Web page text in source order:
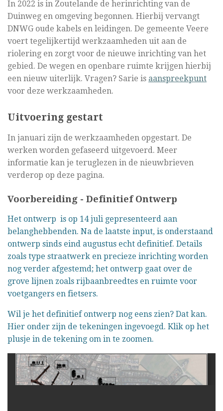
In 2022 is in Zoutelande de herinrichting van de
Duinweg en omgeving begonnen. Hierbij vervangt
DNWG oude kabels en leidingen. De gemeente Veere
voert tegelijkertijd werkzaamheden uit aan de
riolering en zorgt voor de nieuwe inrichting van het
gebied. De wegen en openbare ruimte krijgen hierbij
een nieuw uiterlijk. Vragen? Sarie is aanspreekpunt
voor deze werkzaamheden.
Uitvoering gestart
In januari zijn de werkzaamheden opgestart. De
werken worden gefaseerd uitgevoerd. Meer
informatie kan je teruglezen in de nieuwbrieven
verderop op deze pagina.
Voorbereiding - Definitief Ontwerp
Het ontwerp is op 14 juli gepresenteerd aan
belanghebbenden. Na de laatste input, is onderstaand
ontwerp sinds eind augustus echt definitief. Details
zoals type straatwerk en precieze inrichting worden
nog verder afgestemd; het ontwerp gaat over de
grove lijnen zoals rijbaanbreedtes en ruimte voor
voetgangers en fietsers.
Wil je het definitief ontwerp nog eens zien? Dat kan.
Hier onder zijn de tekeningen ingevoegd. Klik op het
plusje in de tekening om in te zoomen.